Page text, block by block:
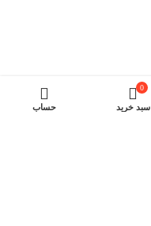
0
سبد خرید حساب